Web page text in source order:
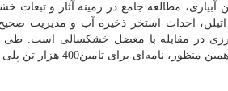
آبیاری، مطالعه جامع در زمینه آثار و
احداث استخر ذخیره آب و مدیریت
هزار تن پلی اتیلن به رئیس‌جمهوری ارائه شده است.